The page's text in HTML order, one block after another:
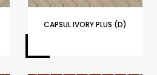
CAPSUL IVORY PLUS (D)